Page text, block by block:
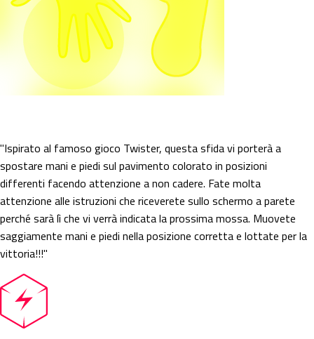
"Ispirato al famoso gioco Twister, questa sfida vi porterà a
spostare mani e piedi sul pavimento colorato in posizioni
differenti facendo attenzione a non cadere. Fate molta
attenzione alle istruzioni che riceverete sullo schermo a parete
perché sarà lì che vi verrà indicata la prossima mossa. Muovete
saggiamente mani e piedi nella posizione corretta e lottate per la
vittoria!!!"